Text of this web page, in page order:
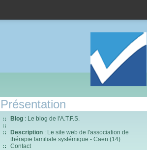
Présentation
Blog : Le blog de l'A.T.F.S.
Description : Le site web de l'association de
thérapie familiale systémique - Caen (14)
Contact